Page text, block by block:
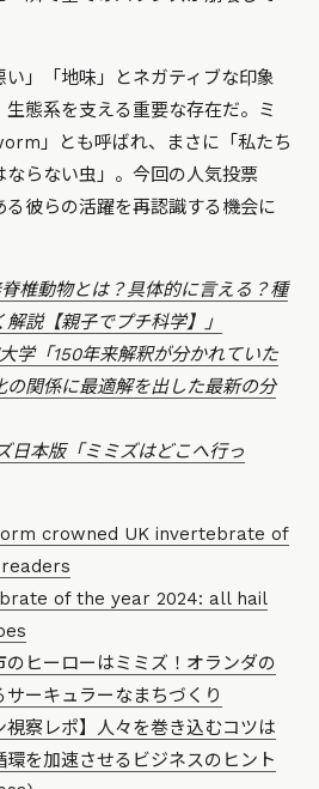
」「地味」とネガティブな印象
態系を支える重要な存在だ。ミ
」とも呼ばれ、まさに「私たち
らない虫」。今回の人気投票
る彼らの活躍を再認識する機会に
椎動物とは？具体的に言える？種
説【親子でプチ科学】」
学「150年来解釈が分かれていた
の関係に最適解を出した最新の分
日本版「ミミズはどこへ行っ
crowned UK invertebrate of
of the year 2024: all hail
のヒーローはミミズ！オランダの
サーキュラーなまちづくり
視察レポ】人々を巻き込むコツは
環を加速させるビジネスのヒント